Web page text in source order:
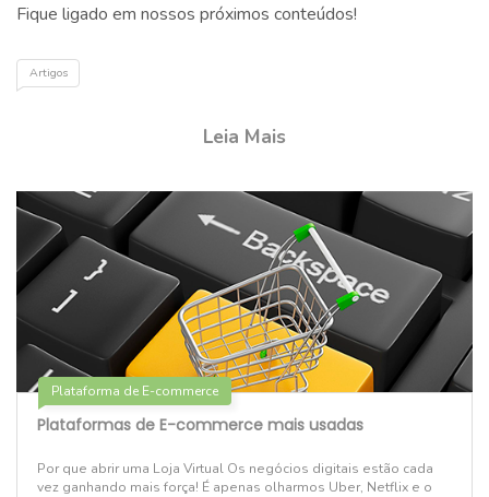
Fique ligado em nossos próximos conteúdos!
Artigos
Leia Mais
Plataforma de E-commerce
Plataformas de E-commerce mais usadas
Por que abrir uma Loja Virtual Os negócios digitais estão cada
vez ganhando mais força! É apenas olharmos Uber, Netflix e o